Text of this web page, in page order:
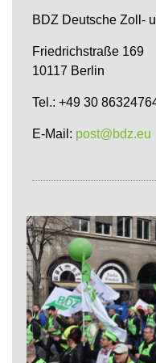
BDZ Deutsche Zoll-
Friedrichstraße 169
10117 Berlin
Tel.: +49 30
E-Mail: post@bdz.eu